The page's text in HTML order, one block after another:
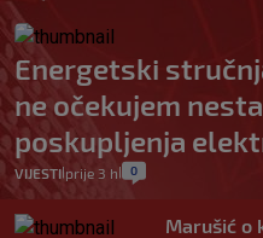
Energetski
ne očekujem
poskupljenja
VIJESTI| prije 3 h 0
Marušić o